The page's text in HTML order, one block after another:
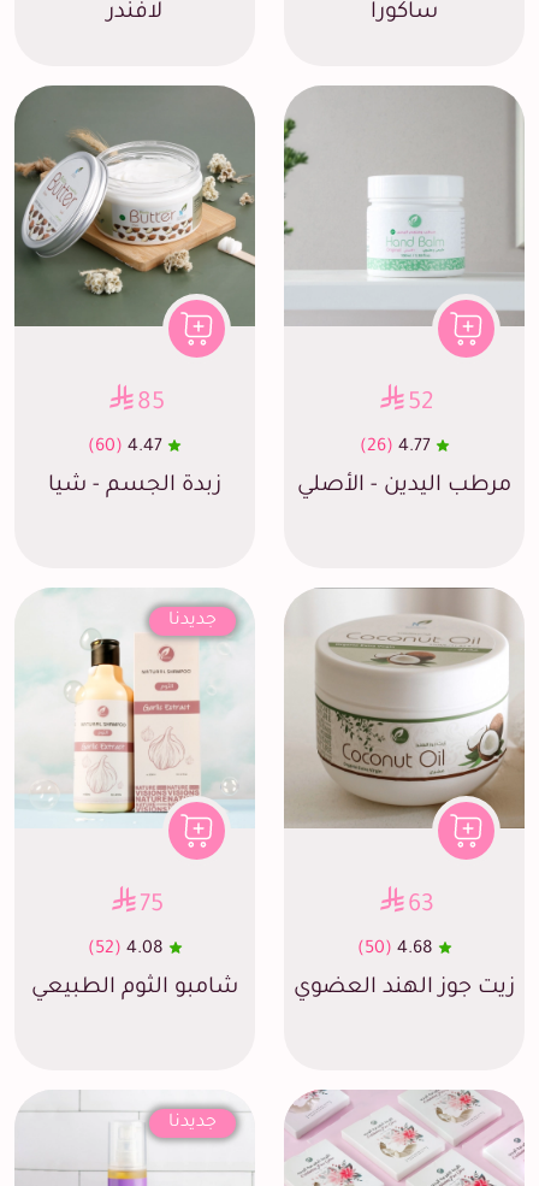
ساكورا
لافندر
52
4.77
(26)
مرطب اليدين - الأصلي
85
4.47
(60)
زبدة الجسم - شيا
63
4.68
(50)
زيت جوز الهند العضوي
جديدنا
75
4.08
(52)
شامبو الثوم الطبيعي
جديدنا